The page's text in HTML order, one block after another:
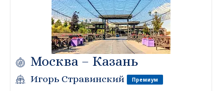
Москва – Казань
Игорь Стравинский Премиум